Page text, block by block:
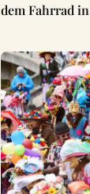
dem Fahrrad